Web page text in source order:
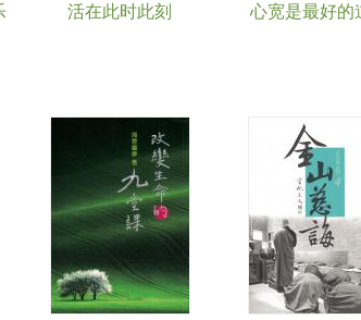
活在此时此刻 心宽是最好的